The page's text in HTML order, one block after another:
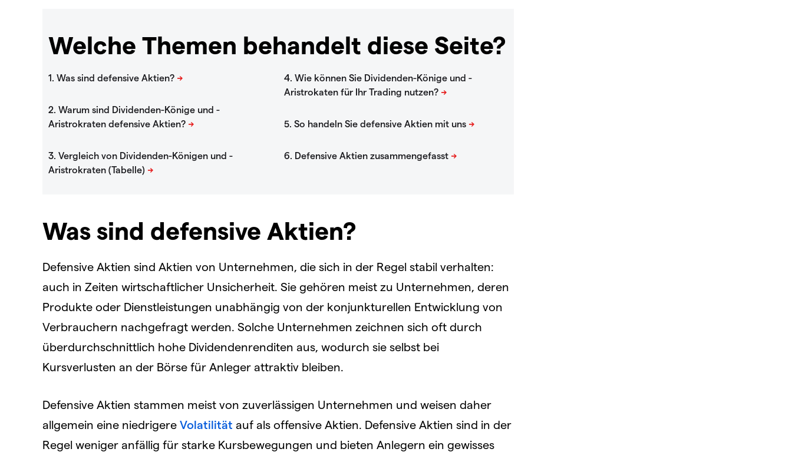
Welche Themen behandelt diese Seite?
Was sind defensive Aktien?
Defensive Aktien sind Aktien von Unternehmen, die sich in der Regel stabil verhalten:
auch in Zeiten wirtschaftlicher Unsicherheit. Sie gehören meist zu Unternehmen, deren
Produkte oder Dienstleistungen unabhängig von der konjunkturellen Entwicklung von
Verbrauchern nachgefragt werden. Solche Unternehmen zeichnen sich oft durch
überdurchschnittlich hohe Dividendenrenditen aus, wodurch sie selbst bei
Kursverlusten an der Börse für Anleger attraktiv bleiben.
Defensive Aktien stammen meist von zuverlässigen Unternehmen und weisen daher
allgemein eine niedrigere Volatilität auf als offensive Aktien. Defensive Aktien sind in der
Regel weniger anfällig für starke Kursbewegungen und bieten Anlegern ein gewisses